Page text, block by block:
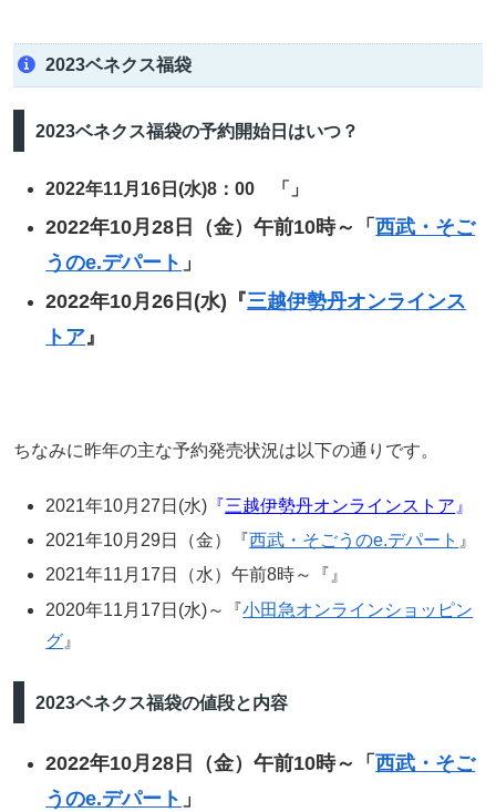
2023ベネクス福袋
2023ベネクス福袋の予約開始日はいつ？
2022年11月16日(水)8：00 「」
2022年10月28日（金）午前10時～「西武・そご
うのe.デパート 」
2022年10月26日(水)『三越伊勢丹オンラインス
トア 』
ちなみに昨年の主な予約発売状況は以下の通りです。
2021年10月27日(水) 『三越伊勢丹オンラインストア 』
2021年10月29日（金）『西武・そごうのe.デパート 』
2021年11月17日（水）午前8時～『』
2020年11月17日(水)～『小田急オンラインショッピン
グ 』
2023ベネクス福袋の値段と内容
2022年10月28日（金）午前10時～「西武・そご
うのe.デパート 」